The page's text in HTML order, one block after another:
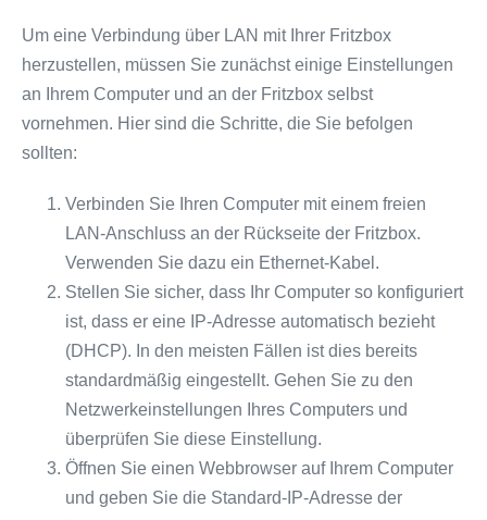
Um eine Verbindung über LAN mit Ihrer Fritzbox
herzustellen, müssen Sie zunächst einige Einstellungen
an Ihrem Computer und an der Fritzbox selbst
vornehmen. Hier sind die Schritte, die Sie befolgen
sollten:
Verbinden Sie Ihren Computer mit einem freien
LAN-Anschluss an der Rückseite der Fritzbox.
Verwenden Sie dazu ein Ethernet-Kabel.
Stellen Sie sicher, dass Ihr Computer so konfiguriert
ist, dass er eine IP-Adresse automatisch bezieht
(DHCP). In den meisten Fällen ist dies bereits
standardmäßig eingestellt. Gehen Sie zu den
Netzwerkeinstellungen Ihres Computers und
überprüfen Sie diese Einstellung.
Öffnen Sie einen Webbrowser auf Ihrem Computer
und geben Sie die Standard-IP-Adresse der